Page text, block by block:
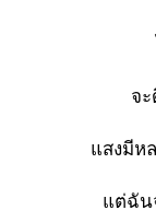
จ
แสงมีห
แต่ฉัน